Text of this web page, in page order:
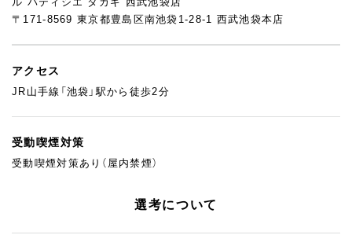
〒171-8569 東京都豊島区南池袋1-28-1 西武池袋本店
アクセス
JR山手線「池袋」駅から徒歩2分
受動喫煙対策
受動喫煙対策あり（屋内禁煙）
選考について